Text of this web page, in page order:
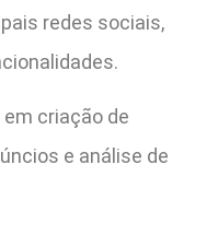
redes sociais,
criação de
e análise de